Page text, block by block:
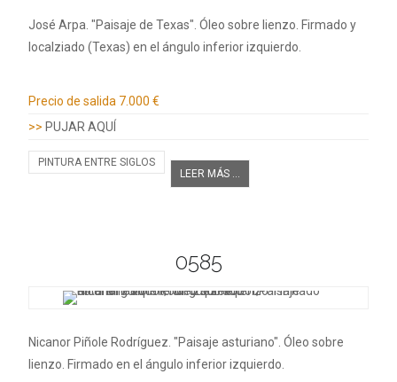
José Arpa. "Paisaje de Texas". Óleo sobre lienzo. Firmado y
localziado (Texas) en el ángulo inferior izquierdo.
Precio de salida 7.000 €
>> PUJAR AQUÍ
PINTURA ENTRE SIGLOS
LEER MÁS ...
0585
Nicanor Piñole Rodríguez. "Paisaje asturiano". Óleo sobre
lienzo. Firmado en el ángulo inferior izquierdo.